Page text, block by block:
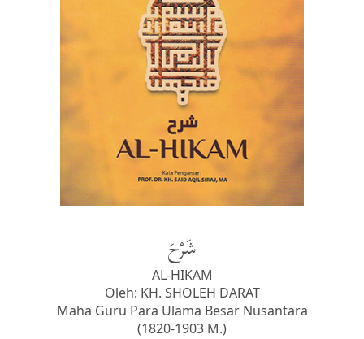
شَرْحَ
AL-HIKAM
Oleh: KH. SHOLEH DARAT
Maha Guru Para Ulama Besar Nusantara
(1820-1903 M.)